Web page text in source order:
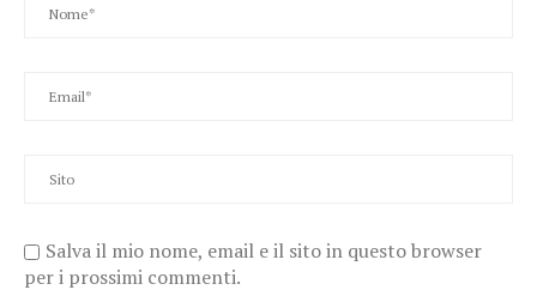
Salva il mio nome, email e il sito in questo browser
per i prossimi commenti.